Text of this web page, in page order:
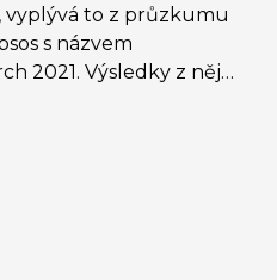
vyplývá to z průzkumu
s názvem
2021. Výsledky z něj
automaticky nevede